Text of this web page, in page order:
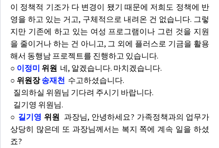
이 정책적 기조가 다 변경이 됐기 때문에 저희도 정책에 반
영을 하고 있는 거고, 구체적으로 내려온 건 없습니다. 그렇
지만 기존에 하고 있는 여성 프로그램이나 그런 것을 지원
을 줄이거나 하는 건 아니고, 그 외에 플러스로 기금을 활용
해서 동행남 프로젝트를 진행하고 있습니다.
○ 이정미 위원 네, 알겠습니다. 마치겠습니다.
○ 위원장송재천 수고하셨습니다.
질의하실 위원님 기다려 주시기 바랍니다.
길기영 위원님.
○ 길기영 위원 과장님, 안녕하세요? 가족정책과의 업무가
상당히 많은데 또 과장님께서는 복지 쪽에 계속 일을 하셨
죠?